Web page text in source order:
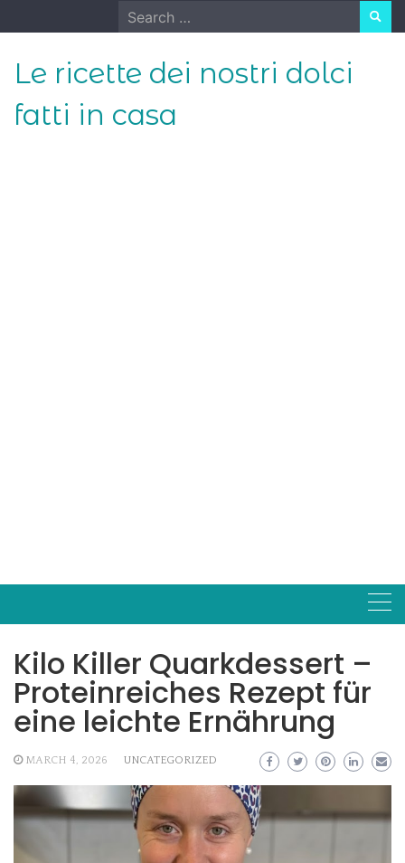
to
Search
for:
Le ricette dei nostri dolci
fatti in casa
Kilo Killer Quarkdessert –
Proteinreiches Rezept für
eine leichte Ernährung
MARCH 4, 2026 UNCATEGORIZED